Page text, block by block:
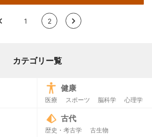
1 2 >
カテゴリー覧
健康
医療 スポーツ 脳科学 心理学
古代
歴史・考古学 古生物